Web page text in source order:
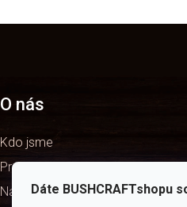
Dáte BUSHCRAFTshopu
O nás
Kdo jsme
Prodejny
Naše značka — JuBö